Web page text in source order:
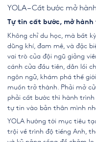
YOLA – Cất bước mở
Tự tin cất bước, mở
Không chỉ du học, mà bất
dũng khí, đam mê, và đặc
vai trò của đội ngũ giảng
cánh cửa đầu tiên, dẫn lối
ngôn ngữ, khám phá thế
muốn trở thành. Phải mở
phải cất bước thì hành trình
tự tin vào bản thân mình
YOLA hướng tới mục tiêu
trội về trình độ tiếng Anh,